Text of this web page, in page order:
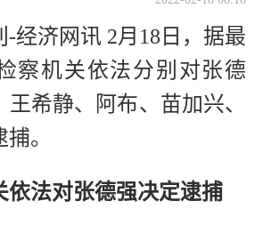
-经济网讯 2月18日，据最
察机关依法分别对张德
希静、阿布、苗加兴、
。
依法对张德强决定逮捕